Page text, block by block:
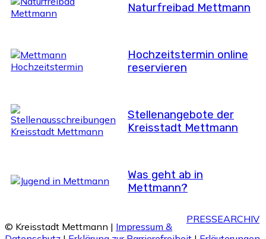
Naturfreibad Mettmann
Hochzeitstermin online
reservieren
Stellenangebote der
Kreisstadt Mettmann
Was geht ab in
Mettmann?
PRESSEARCHIV
© Kreisstadt Mettmann | Impressum &